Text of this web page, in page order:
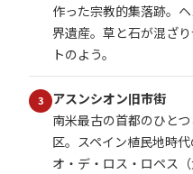
作った宗教的集落跡。
界遺産。草と石が混ざ
トのよう。
3
アスンシオン旧市街
南米最古の首都のひと
区。スペイン植民地時
オ・デ・ロス・ロペス